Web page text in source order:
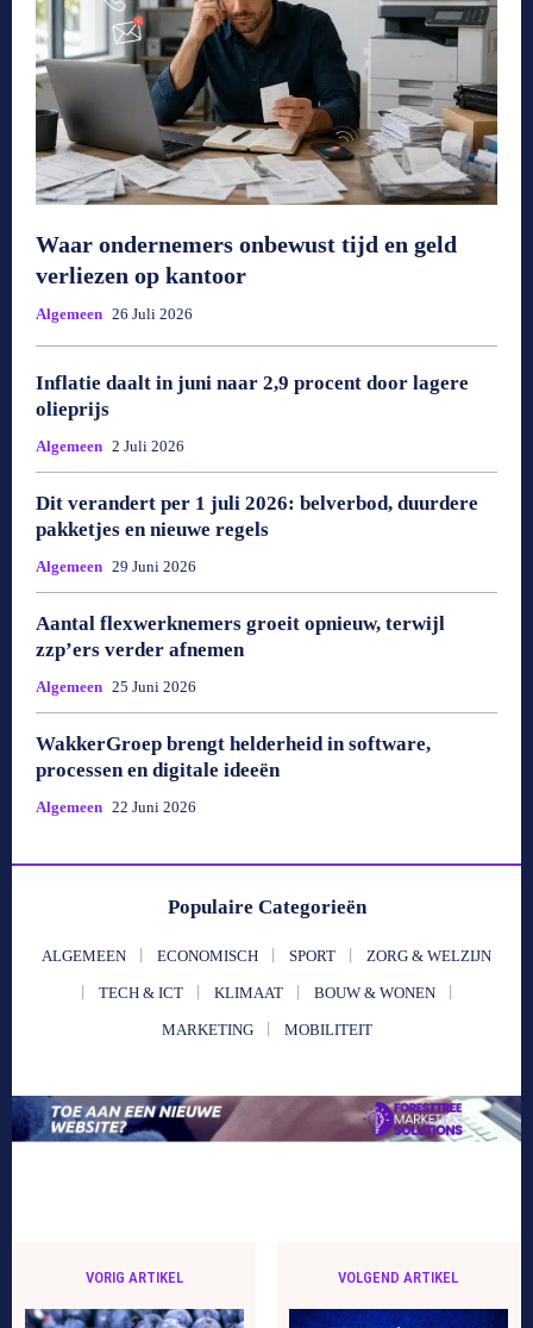
Waar ondernemers onbewust tijd en geld
verliezen op kantoor
Algemeen 26 Juli 2026
Inflatie daalt in juni naar 2,9 procent door lagere
olieprijs
Algemeen 2 Juli 2026
Dit verandert per 1 juli 2026: belverbod, duurdere
pakketjes en nieuwe regels
Algemeen 29 Juni 2026
Aantal flexwerknemers groeit opnieuw, terwijl
zzp’ers verder afnemen
Algemeen 25 Juni 2026
WakkerGroep brengt helderheid in software,
processen en digitale ideeën
Algemeen 22 Juni 2026
Populaire Categorieën
ALGEMEEN ECONOMISCH SPORT ZORG & WELZIJN
TECH & ICT KLIMAAT BOUW & WONEN
MARKETING MOBILITEIT
VORIG ARTIKEL VOLGEND ARTIKEL